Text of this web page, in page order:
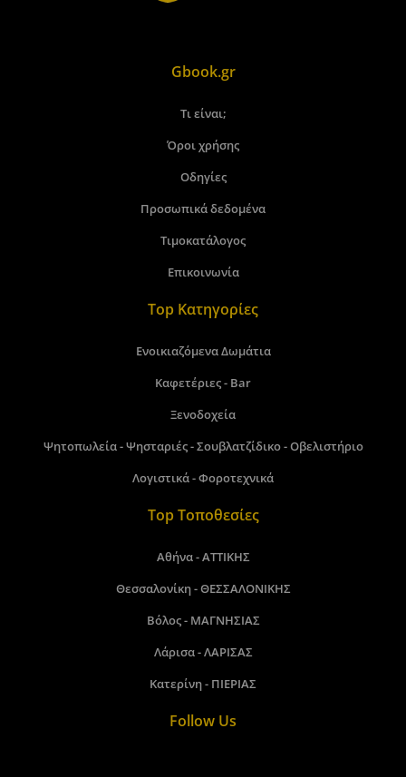
Gbook.gr
Τι είναι;
Όροι χρήσης
Οδηγίες
Προσωπικά δεδομένα
Τιμοκατάλογος
Επικοινωνία
Top Κατηγορίες
Ενοικιαζόμενα Δωμάτια
Καφετέριες - Bar
Ξενοδοχεία
Ψητοπωλεία - Ψησταριές - Σουβλατζίδικο - Οβελιστήριο
Λογιστικά - Φοροτεχνικά
Top Τοποθεσίες
Αθήνα - ΑΤΤΙΚΗΣ
Θεσσαλονίκη - ΘΕΣΣΑΛΟΝΙΚΗΣ
Βόλος - ΜΑΓΝΗΣΙΑΣ
Λάρισα - ΛΑΡΙΣΑΣ
Κατερίνη - ΠΙΕΡΙΑΣ
Follow Us